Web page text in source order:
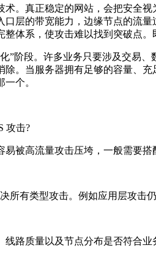
术。真正稳定的网站，会把安全
层的带宽能力，边缘节点的流
体系，使攻击难以找到突破点
段。许多业务只要涉及交易、
。当服务器拥有足够的容量、
个。
攻击?
高流量攻击压垮，一般需要搭
有类型攻击。例如应用层攻击仍
质量以及节点分布是否符合业